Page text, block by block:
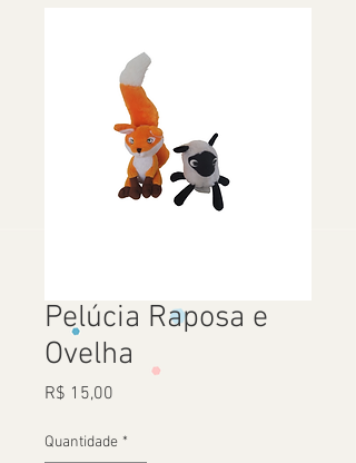
Pelúcia Raposa e
Ovelha
R$ 15,00
Quantidade *